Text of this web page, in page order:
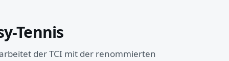
Tennis
der TCI mit der renommierten